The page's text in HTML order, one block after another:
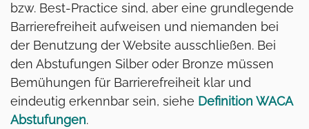
bzw. Best-Practice sind, aber eine grundlegende
Barrierefreiheit aufweisen und niemanden bei
der Benutzung der Website ausschließen. Bei
den Abstufungen Silber oder Bronze müssen
Bemühungen für Barrierefreiheit klar und
eindeutig erkennbar sein, siehe Definition WACA
Abstufungen.